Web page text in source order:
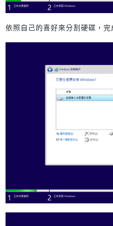
依照自己的喜好來分割硬碟，完